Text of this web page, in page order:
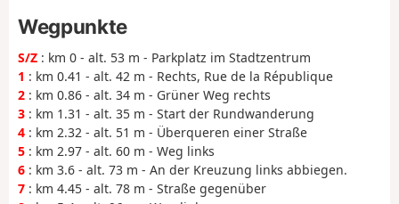
Wegpunkte
S/Z : km 0 - alt. 53 m - Parkplatz im Stadtzentrum
1 : km 0.41 - alt. 42 m - Rechts, Rue de la République
2 : km 0.86 - alt. 34 m - Grüner Weg rechts
3 : km 1.31 - alt. 35 m - Start der Rundwanderung
4 : km 2.32 - alt. 51 m - Überqueren einer Straße
5 : km 2.97 - alt. 60 m - Weg links
6 : km 3.6 - alt. 73 m - An der Kreuzung links abbiegen.
7 : km 4.45 - alt. 78 m - Straße gegenüber